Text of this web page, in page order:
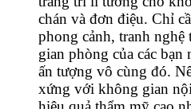
chán và đơn điệu. Chỉ
phong cảnh, tranh
gian phòng của các
ấn tượng vô cùng đó.
xứng với không gian